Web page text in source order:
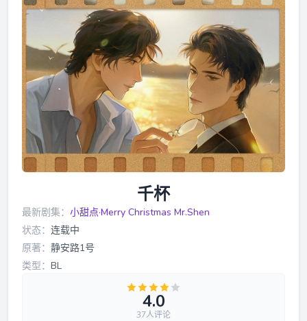
千杯
最新剧集： 小甜点·Merry Christmas Mr.Shen
状态： 连载中
原著： 静安路1号
类型： BL
4.0
37人评论